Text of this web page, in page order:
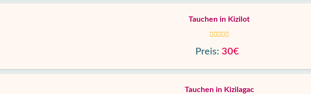
Tauchen in Kizilot
Preis: 30€
Tauchen in Kizilagac